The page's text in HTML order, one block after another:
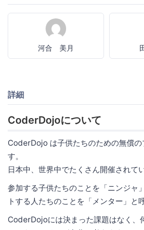
河合 美月
詳細
CoderDojoについて
CoderDojo は子供たちのための無償
す。
日本中、世界中でたくさん開催されて
参加する子供たちのことを「ニンジャ
トする人たちのことを「メンター」と
CoderDojoには決まった課題はなく、